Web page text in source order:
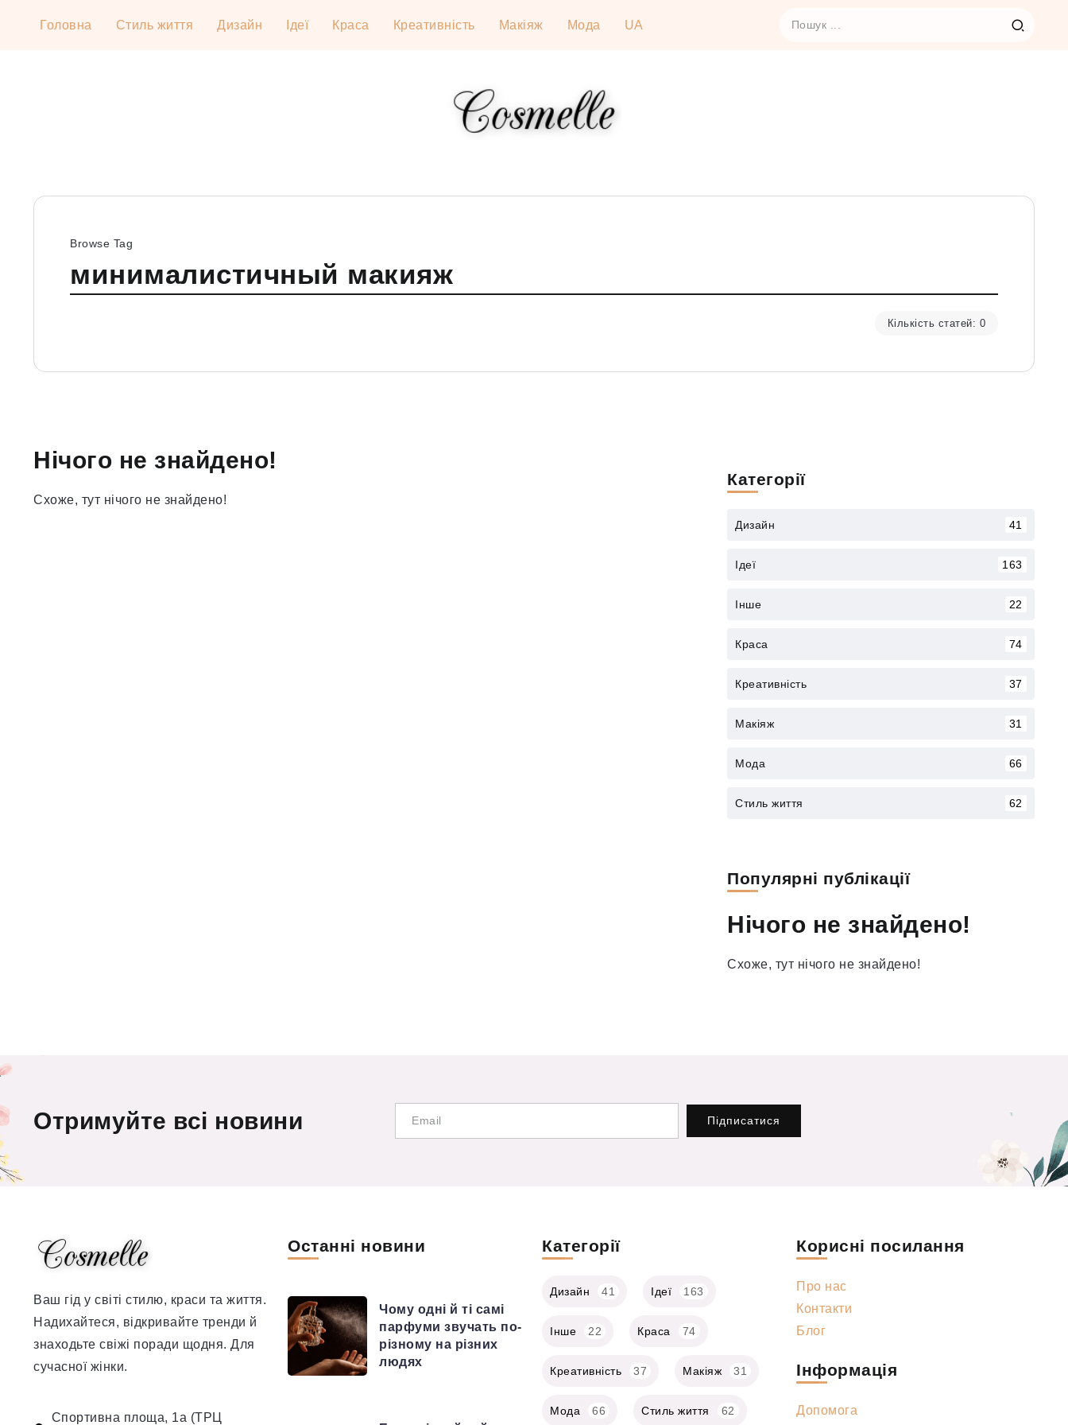
Головна Стиль життя Дизайн Ідеї Краса Креативність Макіяж Мода UA
Browse Tag
минималистичный макияж
Кількість статей: 0
Нічого не знайдено!
Схоже, тут нічого не знайдено!
Категорії
Дизайн 41
Ідеї 163
Інше 22
Краса 74
Креативність 37
Макіяж 31
Мода 66
Стиль життя 62
Популярні публікації
Нічого не знайдено!
Схоже, тут нічого не знайдено!
Отримуйте всі новини Підписатися
Ваш гід у світі стилю, краси та життя.
Надихайтеся, відкривайте тренди й
знаходьте свіжі поради щодня. Для
сучасної жінки.
Спортивна площа, 1а (ТРЦ
Останні новини
Чому одні й ті самі
парфуми звучать по-
різному на різних
людях
Категорії
Дизайн 41 Ідеї 163
Інше 22 Краса 74
Креативність 37 Макіяж 31
Мода 66 Стиль життя 62
Корисні посилання
Про нас
Контакти
Блог
Інформація
Допомога